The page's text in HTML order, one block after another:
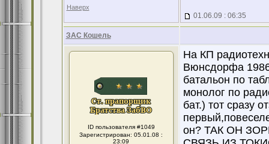
Наверх
01.06.09 : 06:35
ЗАС Кошель
ID пользователя #1049
Зарегистрирован: 05.01.08 :
23:09
На КП
Вюнсдорфа
батальон по
монолог по
бат.) тот
он? ТАК ОН